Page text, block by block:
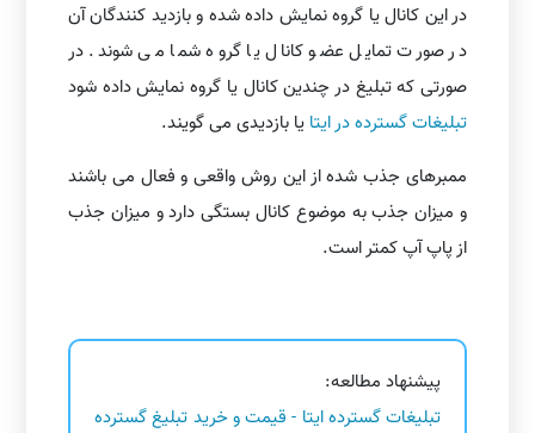
در این کانال یا گروه نمایش داده شده و بازدید کنندگان آن
در صورت تمایل عضو کانال یا گروه شما می شوند. در
صورتی که تبلیغ در چندین کانال یا گروه نمایش داده شود
تبلیغات گسترده در ایتا یا بازدیدی می گویند.
ممبرهای جذب شده از این روش واقعی و فعال می باشند
و میزان جذب به موضوع کانال بستگی دارد و میزان جذب
از پاپ آپ کمتر است.
پیشنهاد مطالعه:
تبلیغات گسترده ایتا - قیمت و خرید تبلیغ گسترده